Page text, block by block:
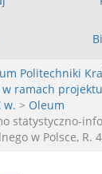
Politechniki
ramach
w. > Oleum
statystyczno-
w Polsce, R.